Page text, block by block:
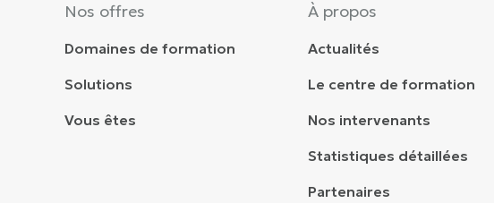
Nos offres
Domaines de formation
Solutions
Vous êtes
À propos
Actualités
Le centre de formation
Nos intervenants
Statistiques détaillées
Partenaires